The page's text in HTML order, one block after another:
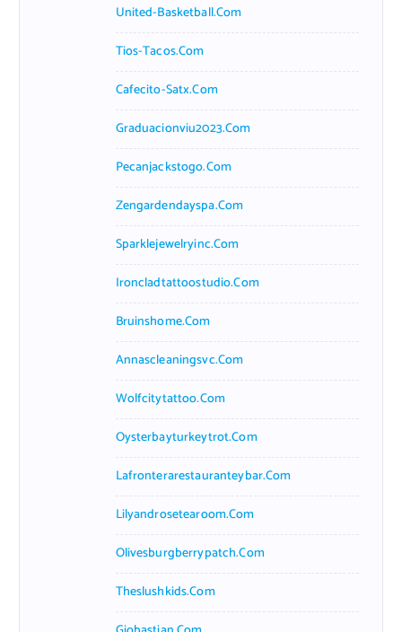
United-Basketball.com
Tios-Tacos.com
Cafecito-Satx.com
Graduacionviu2023.com
Pecanjackstogo.com
Zengardendayspa.com
Sparklejewelryinc.com
Ironcladtattoostudio.com
Bruinshome.com
Annascleaningsvc.com
Wolfcitytattoo.com
Oysterbayturkeytrot.com
Lafronterarestauranteybar.com
Lilyandrosetearoom.com
Olivesburgberrypatch.com
Theslushkids.com